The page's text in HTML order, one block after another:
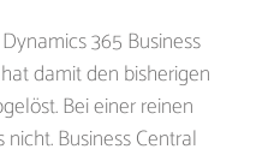
365 Business
damit den bisherigen
Bei einer reinen
Business Central